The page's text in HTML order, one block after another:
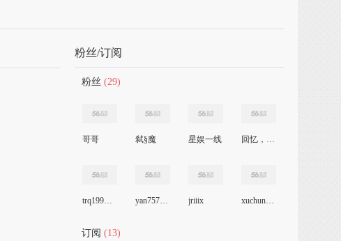
粉丝/订阅
粉丝 (29)
哥哥 弑§魔 星娱一线 回忆，倒退走
trq19921228 yan757457463 jriiix xuchunhui521
订阅 (13)